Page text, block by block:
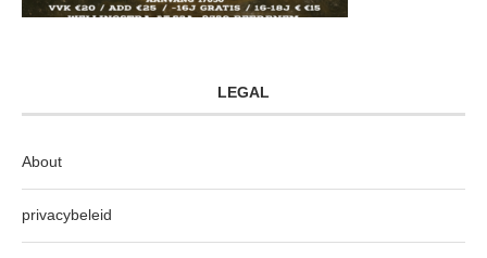
LEGAL
About
privacybeleid